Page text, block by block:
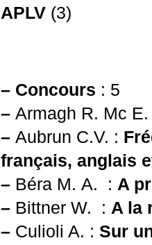
APLV (3)
– Concours : 5
– Armagh R. Mc
– Aubrun C.V. :
français, anglais
– Béra M. A. : A
– Bittner W. : A la
– Culioli A. : Sur